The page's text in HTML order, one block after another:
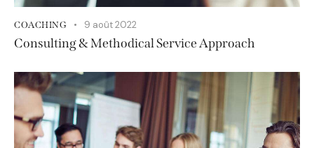
COACHING 9 août 2022
Consulting & Methodical Service Approach